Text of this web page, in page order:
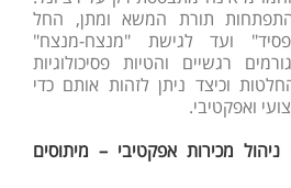
תורת המשא ומתן, החל
ועד לגישת "מנצח-מנצח"
רגשיים והטיות פסיכולוגיות
וכיצד ניתן לזהות אותם כדי
ואפקטיבי.
מכירות אפקטיבי – מיתוסים